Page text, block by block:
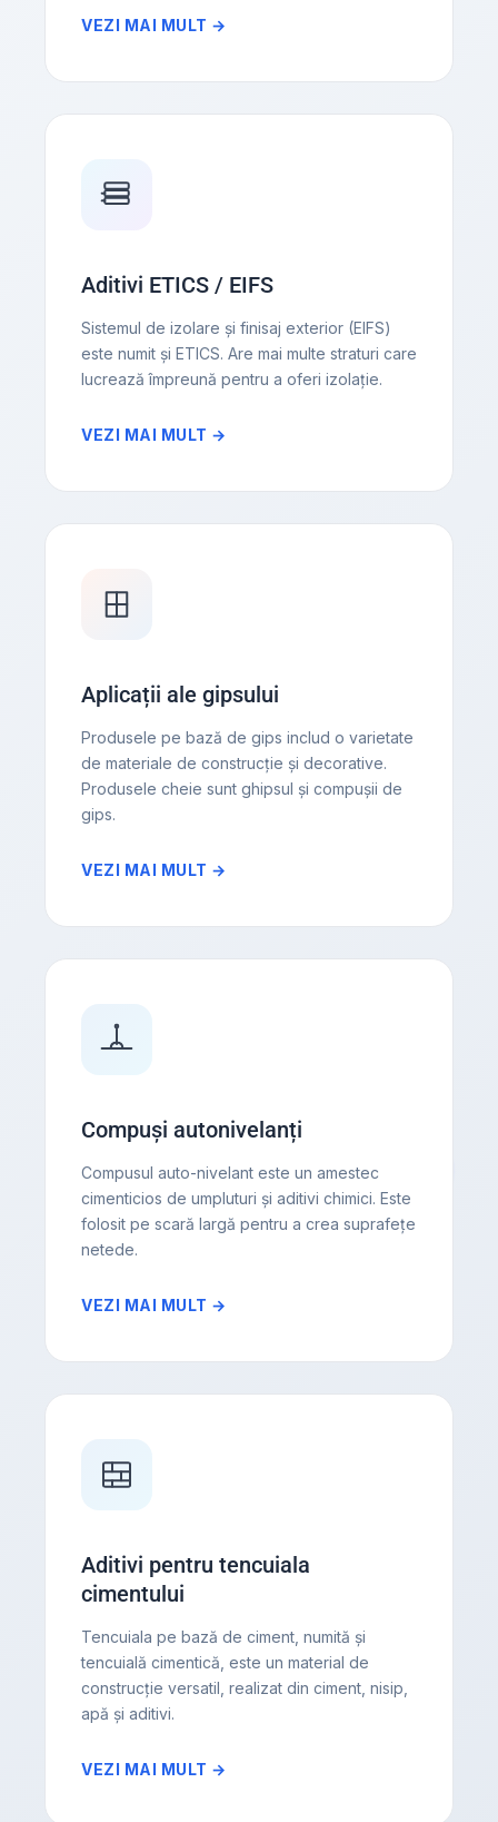
VEZI MAI MULT →
Aditivi ETICS / EIFS
Sistemul de izolare și finisaj exterior (EIFS)
este numit și ETICS. Are mai multe straturi care
lucrează împreună pentru a oferi izolație.
VEZI MAI MULT →
Aplicații ale gipsului
Produsele pe bază de gips includ o varietate
de materiale de construcție și decorative.
Produsele cheie sunt ghipsul și compușii de
gips.
VEZI MAI MULT →
Compuși autonivelanți
Compusul auto-nivelant este un amestec
cimenticios de umpluturi și aditivi chimici. Este
folosit pe scară largă pentru a crea suprafețe
netede.
VEZI MAI MULT →
Aditivi pentru tencuiala
cimentului
Tencuiala pe bază de ciment, numită și
tencuială cimentică, este un material de
construcție versatil, realizat din ciment, nisip,
apă și aditivi.
VEZI MAI MULT →